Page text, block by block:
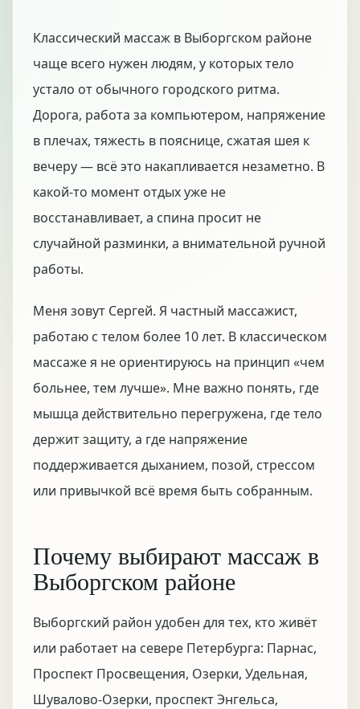
Классический массаж в Выборгском районе
чаще всего нужен людям, у которых тело
устало от обычного городского ритма.
Дорога, работа за компьютером, напряжение
в плечах, тяжесть в пояснице, сжатая шея к
вечеру — всё это накапливается незаметно. В
какой-то момент отдых уже не
восстанавливает, а спина просит не
случайной разминки, а внимательной ручной
работы.
Меня зовут Сергей. Я частный массажист,
работаю с телом более 10 лет. В классическом
массаже я не ориентируюсь на принцип «чем
больнее, тем лучше». Мне важно понять, где
мышца действительно перегружена, где тело
держит защиту, а где напряжение
поддерживается дыханием, позой, стрессом
или привычкой всё время быть собранным.
Почему выбирают массаж в
Выборгском районе
Выборгский район удобен для тех, кто живёт
или работает на севере Петербурга: Парнас,
Проспект Просвещения, Озерки, Удельная,
Шувалово-Озерки, проспект Энгельса,